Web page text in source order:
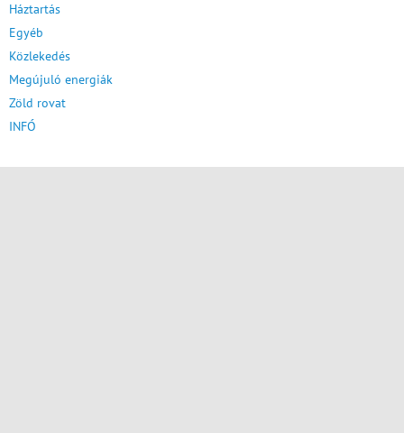
Háztartás
Egyéb
Közlekedés
Megújuló energiák
Zöld rovat
INFÓ